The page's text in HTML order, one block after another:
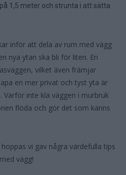
1,5 meter och strunta i att sätta
inför att dela av rum med vägg
nya ytan ska bli för liten. En
vilket även främjar
en mer privat och tyst yta är
Varför inte klä väggen i murbruk
flöda och gör det som känns
vi gav några värdefulla tips
vägg!